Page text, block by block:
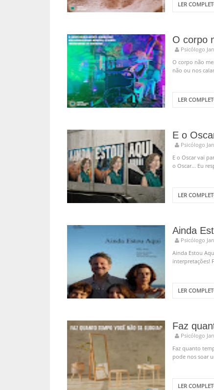
LER
O corpo
Psicólogo
O corpo não
não ou nos
LER
E o
Psicólogo
E o Oscar vai
o Oscar... Eu
LER
Psicólogo
Ainda Estou
interpretações!
LER
Faz
Psicólogo
Faz quanto
pode nos soar
LER